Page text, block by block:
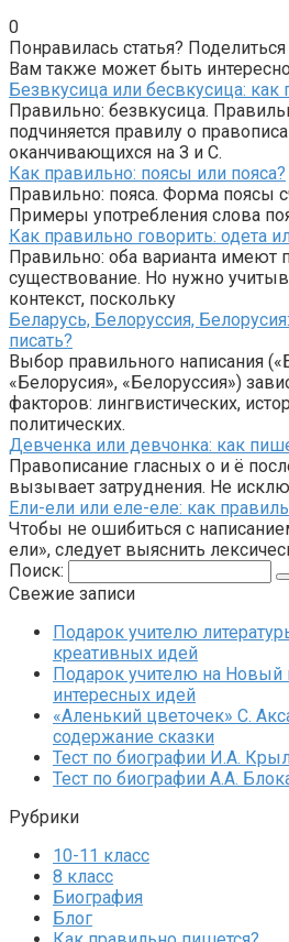
0
Понравилась статья?
Вам также может быть интересно
Безвкусица или бесвкусица: как
Правильно: безвкусица.
подчиняется правилу о
оканчивающихся на З и С.
Как правильно: поясы или пояса?
Правильно: пояса. Форма поясы
Примеры употребления слова
Как правильно говорить: одета
Правильно: оба варианта имеют
существование. Но нужно
контекст, поскольку
Беларусь, Белоруссия,
писать?
Выбор правильного написания
«Белорусия», «Белоруссия»)
факторов: лингвистических,
политических.
Девченка или девчонка: как
Правописание гласных о и ё
вызывает затруднения. Не
Ели-ели или еле-еле: как
Чтобы не ошибиться с
ели», следует выяснить
Поиск:
Свежие записи
Подарок учителю
креативных идей
Подарок учителю на Новый
интересных идей
«Аленький цветочек» С.
содержание сказки
Тест по биографии И.А.
Тест по биографии А.А.
Рубрики
10-11 класс
8 класс
Биография
Блог